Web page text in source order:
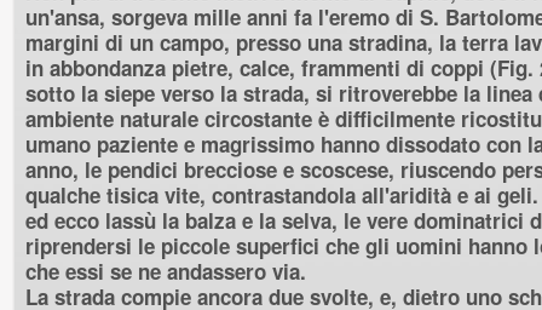
un'ansa, sorgeva mille anni fa l'eremo di S.
margini di un campo, presso una stradina, la terra
in abbondanza pietre, calce, frammenti di coppi (Fig.
sotto la siepe verso la strada, si ritroverebbe la
ambiente naturale circostante è difficilmente
umano paziente e magrissimo hanno dissodato con
anno, le pendici brecciose e scoscese, riuscendo
qualche tisica vite, contrastandola all'aridità e ai
ed ecco lassù la balza e la selva, le vere dominatrici
riprendersi le piccole superfici che gli uomini hanno
che essi se ne andassero via.
La strada compie ancora due svolte, e, dietro uno